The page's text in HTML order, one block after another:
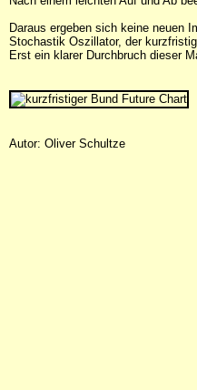
Daraus ergeben sich keine neuen
Stochastik Oszillator, der
Erst ein klarer Durchbruch dieser
Autor: Oliver Schultze